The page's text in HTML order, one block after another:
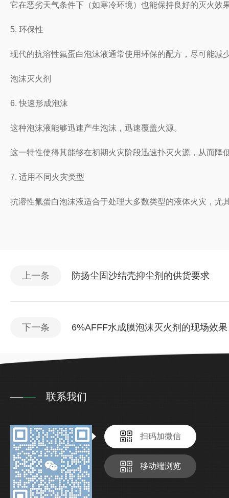
它在恶劣天气条件下（如寒冷环境）也能保持良好的灭火效
5. 环保性
现代的抗溶性氟蛋白泡沫液通常使用环保的配方，尽可能
泡沫灭火剂
6. 快速形成泡沫
这种泡沫液能够迅速产生泡沫，迅速覆盖火源。
这一特性使得其能够在初期火灾阶段迅速扑灭火源，从而降
7. 适用不同火灾类型
抗溶性氟蛋白泡沫液适合于处理大多数类型的液体火灾，
上一条 防扬尘固沙结壳抑尘剂的供货要求
下一条 6%AFFF水成膜泡沫灭火剂的现场效果
联系我们
扫码加微信
移动端浏览